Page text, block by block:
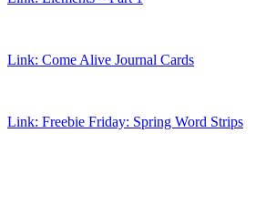
Link: Come Alive Journal Cards
Link: Freebie Friday: Spring Word Strips